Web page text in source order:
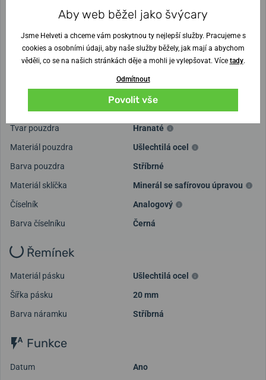
Ronda 3520.D
Přesnost chodu v sekundách
±15 s / měsíc
Ciferník a pouzdro
Rozměr pouzdra
40 mm
Tvar pouzdra
Hranaté
Materiál pouzdra
Ušlechtilá ocel
Barva pouzdra
Stříbrné
Materiál sklíčka
Minerál se safírovou úpravou
Číselník
Analogový
Barva číselníku
Černá
Řemínek
Materiál pásku
Ušlechtilá ocel
Šířka pásku
20 mm
Barva náramku
Stříbrná
Funkce
Datum
Ano
Aby web běžel jako švýcary
Jsme Helveti a chceme vám poskytnou ty nejlepší služby. Pracujeme s
cookies a osobními údaji, aby naše služby běžely, jak mají a abychom
věděli, co se na našich stránkách děje a mohli je vylepšovat. Více tady.
Odmítnout
Povolit vše